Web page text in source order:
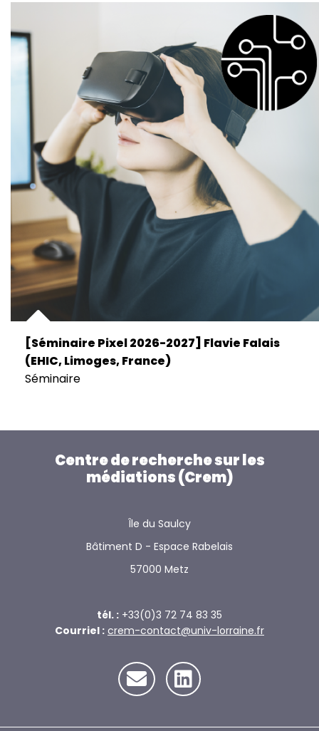
[Séminaire Pixel 2026-2027] Flavie Falais
(EHIC, Limoges, France)
Séminaire
Centre de recherche sur les
médiations (Crem)
Île du Saulcy
Bâtiment D - Espace Rabelais
57000 Metz
tél. : +33(0)3 72 74 83 35
Courriel : crem-contact@univ-lorraine.fr